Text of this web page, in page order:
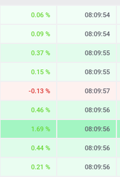
08:09:54
0.06 %
08:09:54
0.09 %
08:09:55
0.37 %
08:09:55
0.15 %
08:09:57
-0.13 %
08:09:56
0.46 %
08:09:56
1.69 %
08:09:56
0.44 %
08:09:56
0.21 %